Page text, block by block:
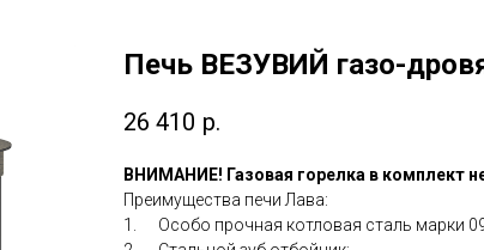
Печь ВЕЗУВИЙ газо-
26 410 р.
ВНИМАНИЕ! Газовая горелка в комплект
Преимущества печи Лава:
1. Особо прочная котловая сталь марки